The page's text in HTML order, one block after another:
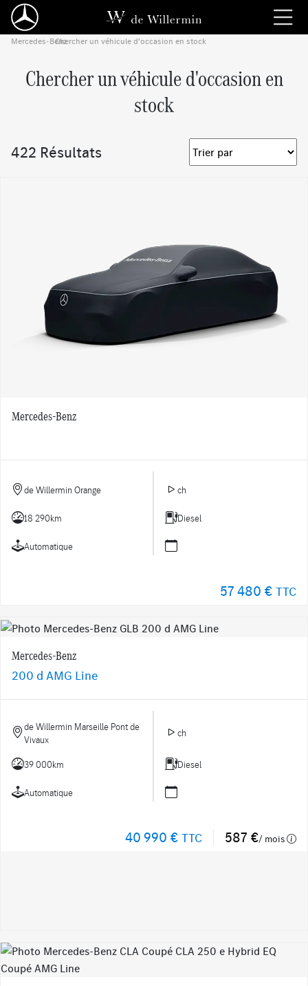
Mercedes-Benz
›
Chercher un véhicule d'occasion en stock
Chercher un véhicule d'occasion en
stock
422 Résultats
Mercedes-Benz
de Willermin Orange ch
18 290km Diesel
Automatique
57 480 € TTC
Mercedes-Benz
200 d AMG Line
de Willermin Marseille Pont de
Vivaux
ch
39 000km Diesel
Automatique
40 990 € TTC 587 €/ mois